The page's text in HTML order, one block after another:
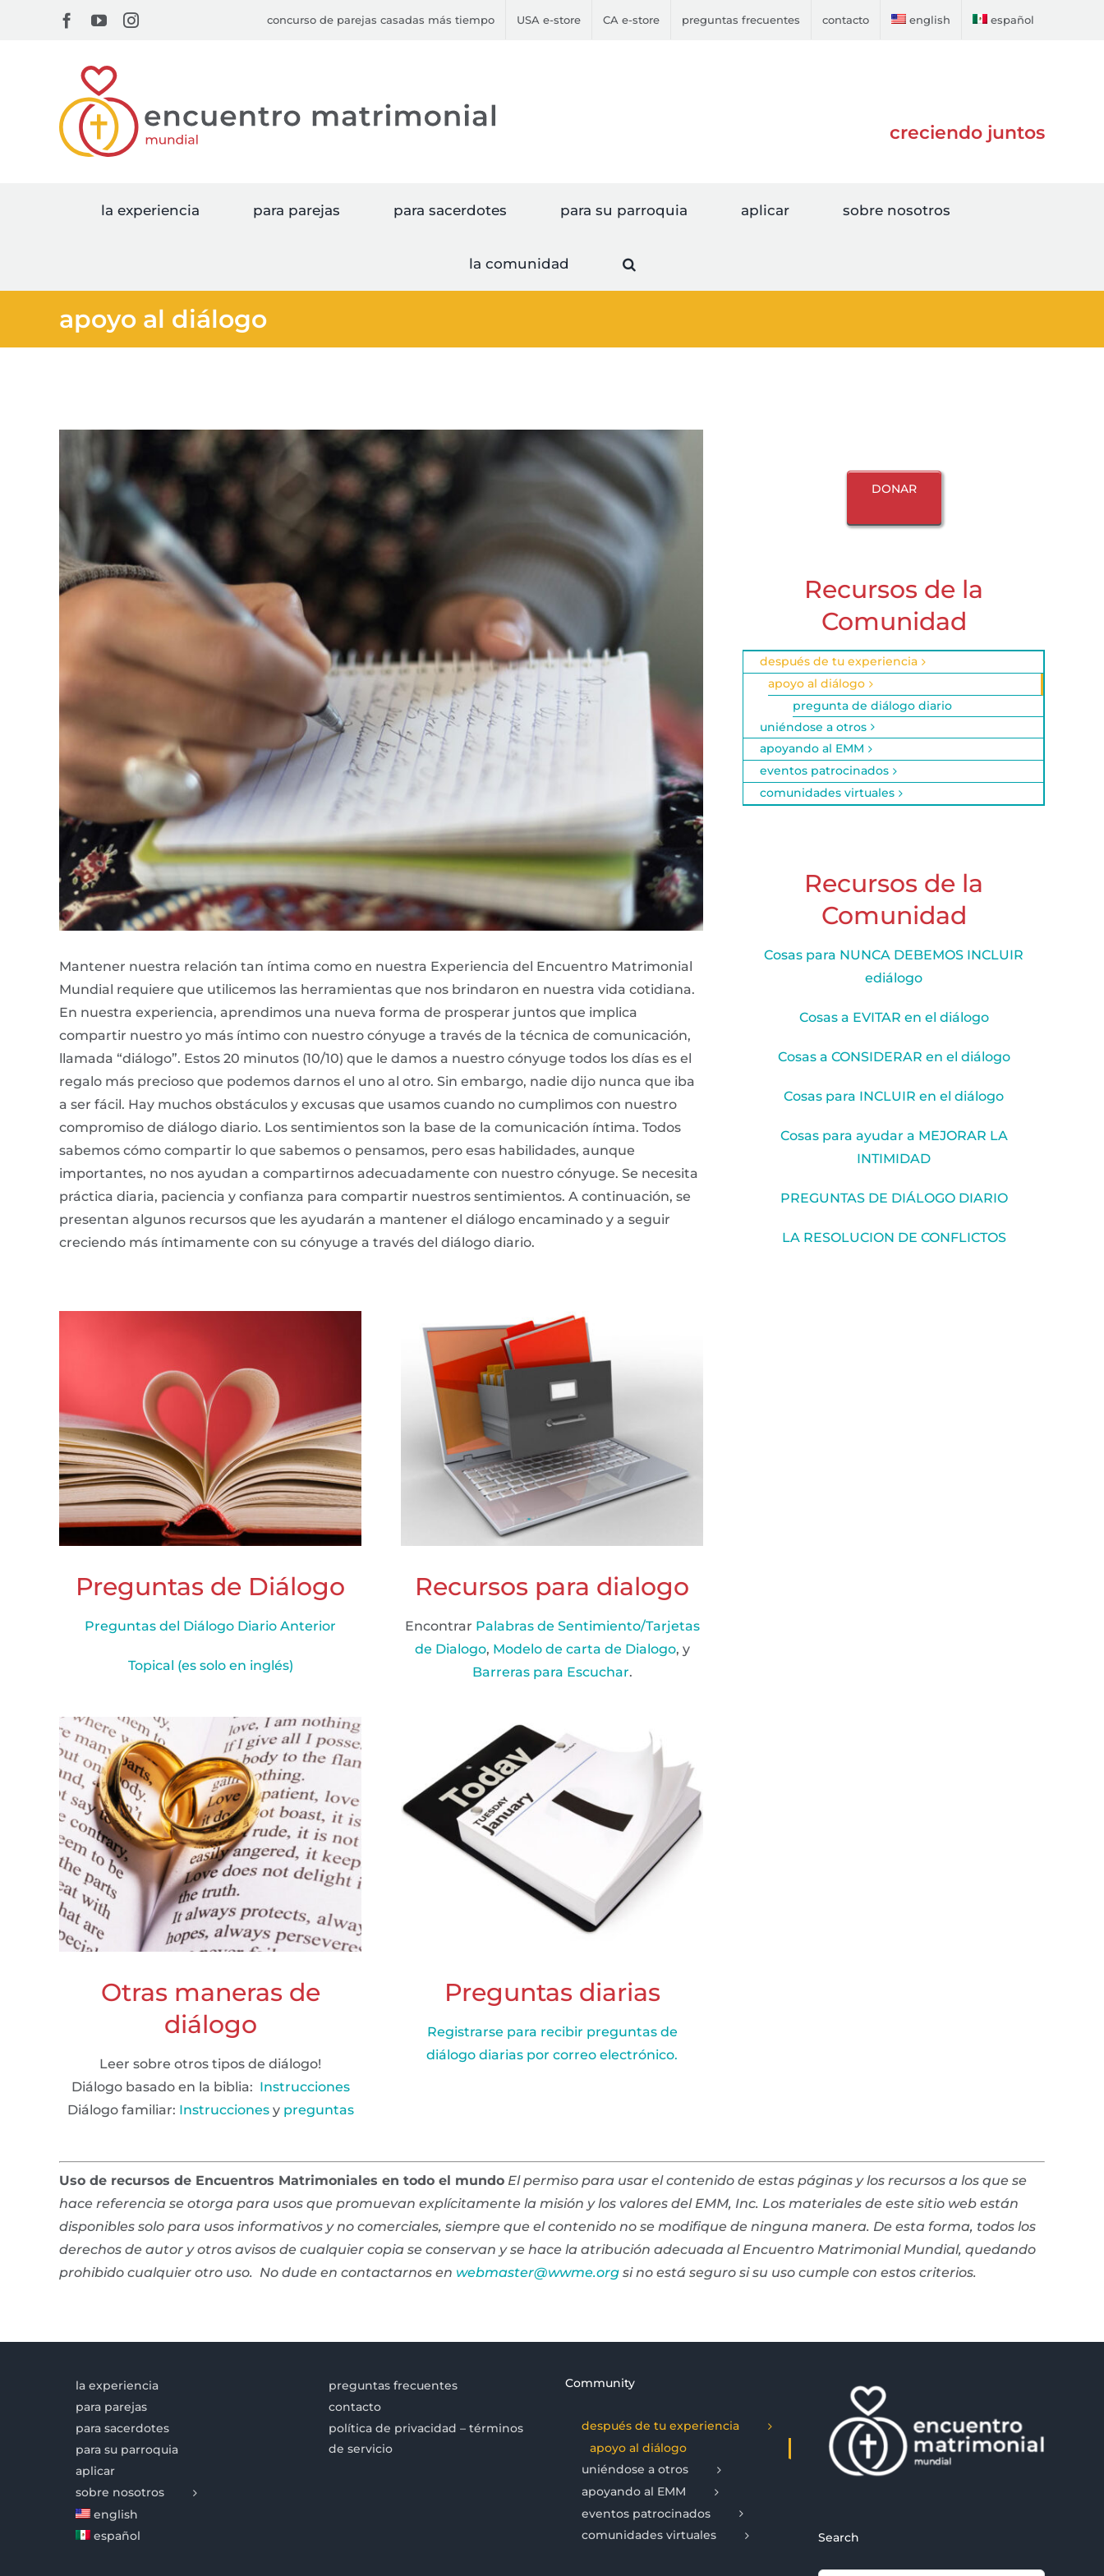
Facebook
YouTubeInstagram concurso de parejas casadas más tiempo USA e-store CA e-store preguntas frecuentes contacto english español
creciendo juntos
la experiencia para parejas para sacerdotes para su parroquia aplicar sobre nosotros
la comunidad
apoyo al diálogo
Mantener nuestra relación tan íntima como en nuestra Experiencia del Encuentro Matrimonial
Mundial requiere que utilicemos las herramientas que nos brindaron en nuestra vida cotidiana.
En nuestra experiencia, aprendimos una nueva forma de prosperar juntos que implica
compartir nuestro yo más íntimo con nuestro cónyuge a través de la técnica de comunicación,
llamada “diálogo”. Estos 20 minutos (10/10) que le damos a nuestro cónyuge todos los días es el
regalo más precioso que podemos darnos el uno al otro. Sin embargo, nadie dijo nunca que iba
a ser fácil. Hay muchos obstáculos y excusas que usamos cuando no cumplimos con nuestro
compromiso de diálogo diario. Los sentimientos son la base de la comunicación íntima. Todos
sabemos cómo compartir lo que sabemos o pensamos, pero esas habilidades, aunque
importantes, no nos ayudan a compartirnos adecuadamente con nuestro cónyuge. Se necesita
práctica diaria, paciencia y confianza para compartir nuestros sentimientos. A continuación, se
presentan algunos recursos que les ayudarán a mantener el diálogo encaminado y a seguir
creciendo más íntimamente con su cónyuge a través del diálogo diario.
DONAR
Recursos de la
Comunidad
después de tu experiencia
apoyo al diálogo
pregunta de diálogo diario
uniéndose a otros
apoyando al EMM
eventos patrocinados
comunidades virtuales
Recursos de la
Comunidad
Cosas para NUNCA DEBEMOS INCLUIR
ediálogo
Cosas a EVITAR en el diálogo
Cosas a CONSIDERAR en el diálogo
Cosas para INCLUIR en el diálogo
Cosas para ayudar a MEJORAR LA
INTIMIDAD
PREGUNTAS DE DIÁLOGO DIARIO
LA RESOLUCION DE CONFLICTOS
Preguntas de Diálogo
Preguntas del Diálogo Diario Anterior
Topical (es solo en inglés)
Recursos para dialogo
Encontrar Palabras de Sentimiento/Tarjetas
de Dialogo, Modelo de carta de Dialogo, y
Barreras para Escuchar.
Otras maneras de
diálogo
Leer sobre otros tipos de diálogo!
Diálogo basado en la biblia: Instrucciones
Diálogo familiar: Instruccionesy preguntas
Preguntas diarias
Registrarse para recibir preguntas de
diálogo diarias por correo electrónico.
Uso de recursos de Encuentros Matrimoniales en todo el mundo El permiso para usar el contenido de estas páginas y los recursos a los que se
hace referencia se otorga para usos que promuevan explícitamente la misión y los valores del EMM, Inc. Los materiales de este sitio web están
disponibles solo para usos informativos y no comerciales, siempre que el contenido no se modifique de ninguna manera. De esta forma, todos los
derechos de autor y otros avisos de cualquier copia se conservan y se hace la atribución adecuada al Encuentro Matrimonial Mundial, quedando
prohibido cualquier otro uso. No dude en contactarnos en webmaster@wwme.orgsi no está seguro si su uso cumple con estos criterios.
la experiencia
para parejas
para sacerdotes
para su parroquia
aplicar
sobre nosotros
english
español
preguntas frecuentes
contacto
política de privacidad – términos
de servicio
Community
después de tu experiencia
apoyo al diálogo
uniéndose a otros
apoyando al EMM
eventos patrocinados
comunidades virtuales
Search